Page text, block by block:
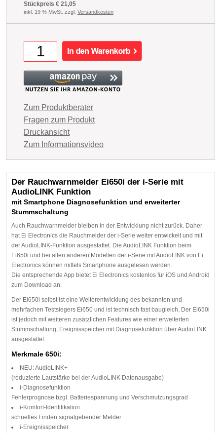
Stückpreis € 21,05
inkl. 19 % MwSt. zzgl. Versandkosten
Zum Produktberater
Fragen zum Produkt
Druckansicht
Zum Informationsvideo
Der Rauchwarnmelder Ei650i der i-Serie mit
AudioLINK Funktion
mit Smartphone Diagnosefunktion und erweiterter
Stummschaltung
Auch Rauchwarnmelder bleiben in der Entwicklung nicht zurück. Daher
hat Ei Electronics die Rauchmelder der i-Serie weiter entwickelt und mit
der AudioLINK-Funktion ausgestattet. Die AudioLINK Funktion beim
Ei650i und bei allen anderen Modellen der i-Serie mit AudioLINK von Ei
Electronics können mittels Smartphone ausgelesen werden.
Die entsprechende App bietet Ei Electronics kostenlos für iOS und Android
zum Download an.
Der Ei650i selbst ist eine Weiterentwicklung des bekannten und
mehrfachen Testsiegers Ei650 und ist technisch fast baugleich. Der Ei650i
ist jedoch mit weiteren zusätzlichen Features wie einer erweiterten
Stummschaltung, Ereignisspeicher mit Diagnosefunktion über AudioLINK
ausgestattet.
Merkmale 650i:
NEU: AudioLINK+
(reduzierte Lautstärke bei der AudioLINK Datenausgabe)
i-Diagnosefunktion
Fehlerprognose bzgl. Batteriespannung und Verschmutzungsgrad
i-Komfort-Identifikation
schnelles Finden signalgebender Melder
i-Ereignisspeicher